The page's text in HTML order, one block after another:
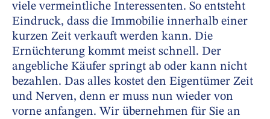
viele vermeintliche Interessenten. So entsteht
Eindruck, dass die Immobilie innerhalb einer
kurzen Zeit verkauft werden kann. Die
Ernüchterung kommt meist schnell. Der
angebliche Käufer springt ab oder kann nicht
bezahlen. Das alles kostet den Eigentümer Zeit
und Nerven, denn er muss nun wieder von
vorne anfangen. Wir übernehmen für Sie an